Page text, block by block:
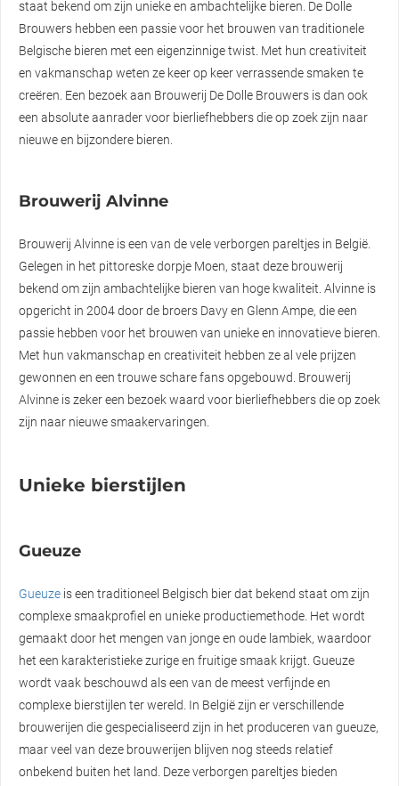
staat bekend om zijn unieke en ambachtelijke bieren. De Dolle
Brouwers hebben een passie voor het brouwen van traditionele
Belgische bieren met een eigenzinnige twist. Met hun creativiteit
en vakmanschap weten ze keer op keer verrassende smaken te
creëren. Een bezoek aan Brouwerij De Dolle Brouwers is dan ook
een absolute aanrader voor bierliefhebbers die op zoek zijn naar
nieuwe en bijzondere bieren.
Brouwerij Alvinne
Brouwerij Alvinne is een van de vele verborgen pareltjes in België.
Gelegen in het pittoreske dorpje Moen, staat deze brouwerij
bekend om zijn ambachtelijke bieren van hoge kwaliteit. Alvinne is
opgericht in 2004 door de broers Davy en Glenn Ampe, die een
passie hebben voor het brouwen van unieke en innovatieve bieren.
Met hun vakmanschap en creativiteit hebben ze al vele prijzen
gewonnen en een trouwe schare fans opgebouwd. Brouwerij
Alvinne is zeker een bezoek waard voor bierliefhebbers die op zoek
zijn naar nieuwe smaakervaringen.
Unieke bierstijlen
Gueuze
Gueuze is een traditioneel Belgisch bier dat bekend staat om zijn
complexe smaakprofiel en unieke productiemethode. Het wordt
gemaakt door het mengen van jonge en oude lambiek, waardoor
het een karakteristieke zurige en fruitige smaak krijgt. Gueuze
wordt vaak beschouwd als een van de meest verfijnde en
complexe bierstijlen ter wereld. In België zijn er verschillende
brouwerijen die gespecialiseerd zijn in het produceren van gueuze,
maar veel van deze brouwerijen blijven nog steeds relatief
onbekend buiten het land. Deze verborgen pareltjes bieden